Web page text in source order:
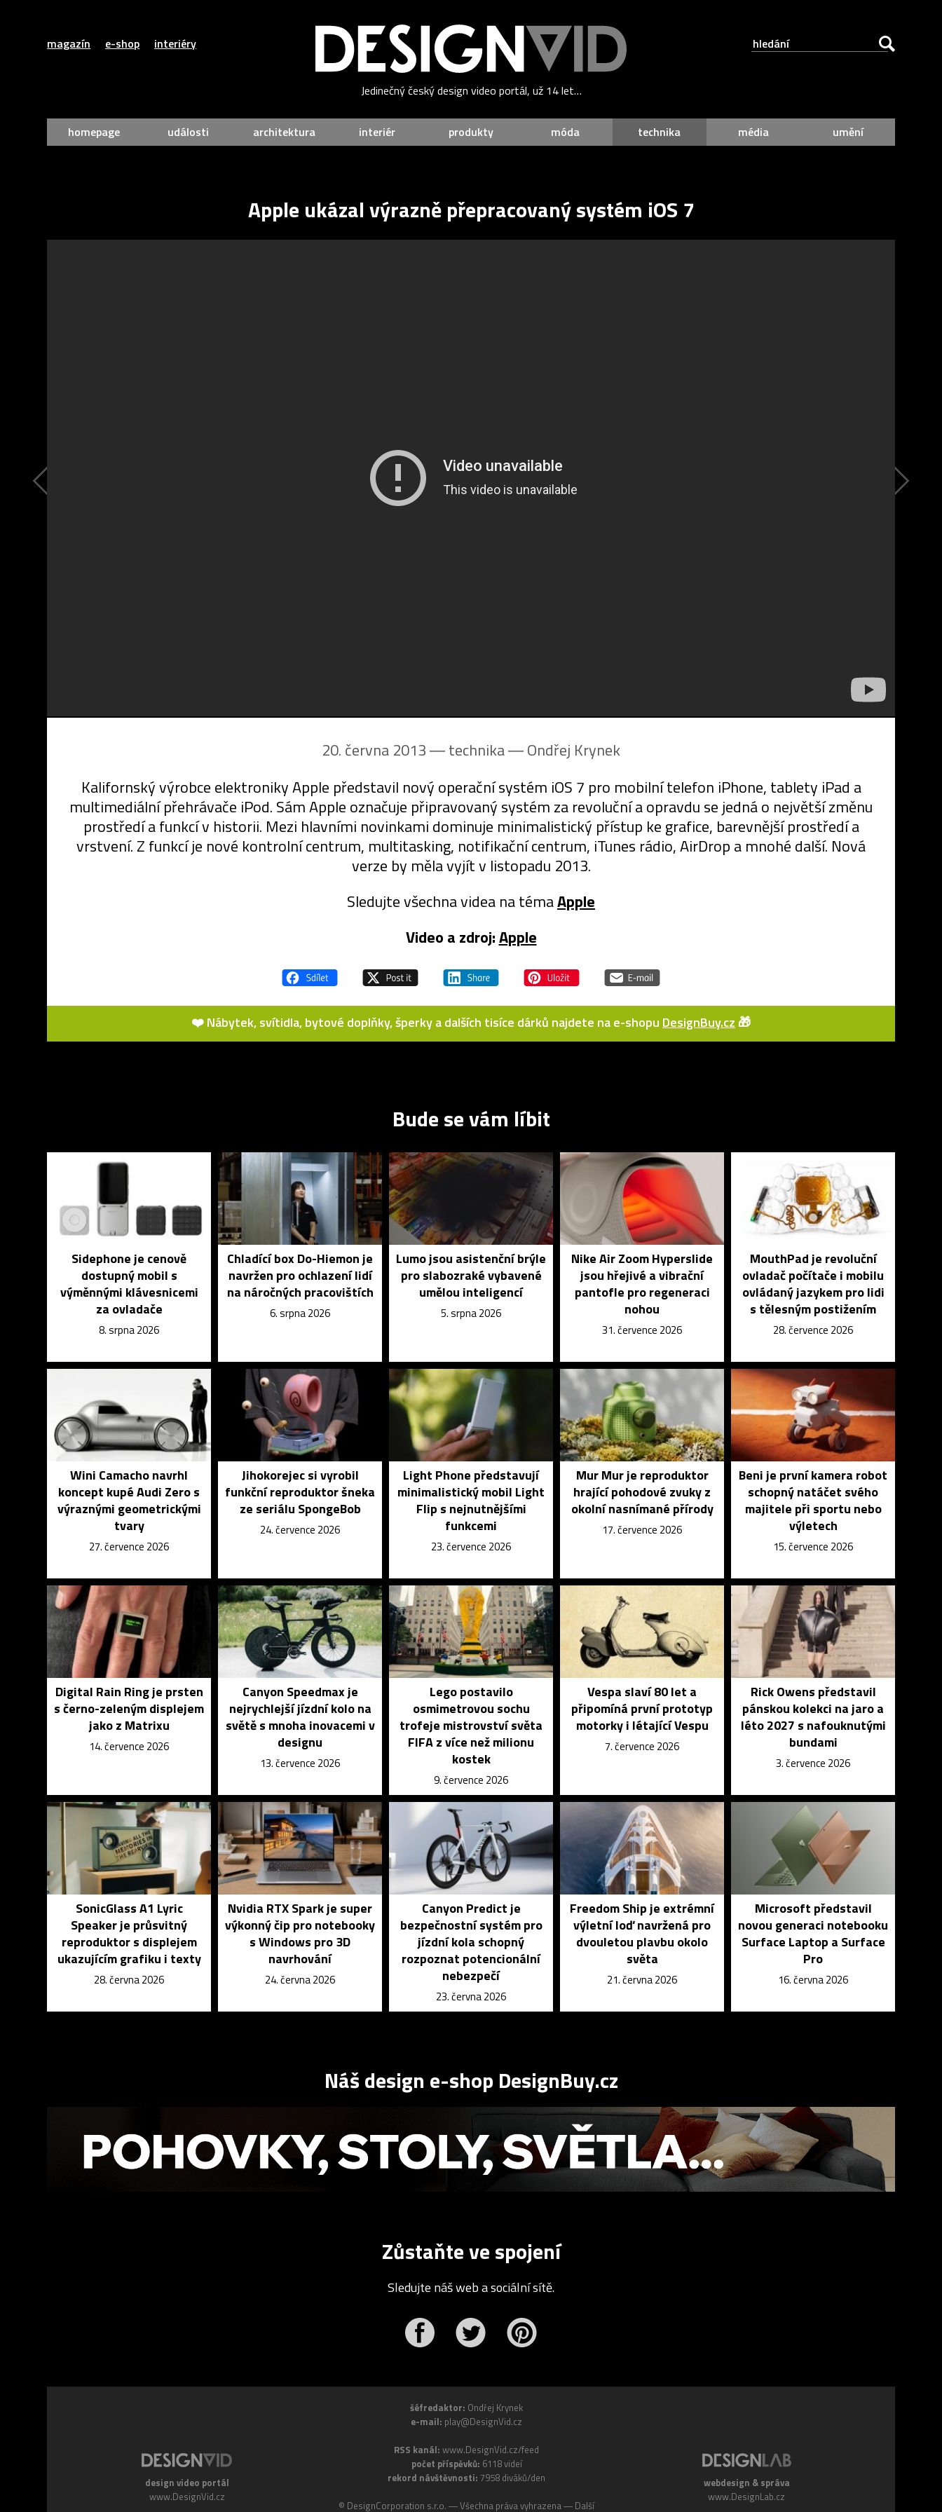
magazín e-shop interiéry
Jedinečný český design video portál, už 14 let…
homepage události architektura interiér produkty móda technika média umění
Apple ukázal výrazně přepracovaný systém iOS 7
20. června 2013 ― technika ―Ondřej Krynek
Kalifornský výrobce elektroniky Apple představil nový operační systém iOS 7 pro mobilní telefon iPhone, tablety iPad a
multimediální přehrávače iPod. Sám Apple označuje připravovaný systém za revoluční a opravdu se jedná o největší změnu
prostředí a funkcí v historii. Mezi hlavními novinkami dominuje minimalistický přístup ke grafice, barevnější prostředí a
vrstvení. Z funkcí je nové kontrolní centrum, multitasking, notifikační centrum, iTunes rádio, AirDrop a mnohé další. Nová
verze by měla vyjít v listopadu 2013.
Sledujte všechna videa na témaApple
Video a zdroj:Apple
❤️ Nábytek, svítidla, bytové doplňky, šperky a dalších tisíce dárků najdete na e-shopu DesignBuy.cz 🎁
Bude se vám líbit
Sidephone je cenově
dostupný mobil s
výměnnými klávesnicemi
za ovladače
8. srpna 2026
Chladící box Do-Hiemon je
navržen pro ochlazení lidí
na náročných pracovištích
6. srpna 2026
Lumo jsou asistenční brýle
pro slabozraké vybavené
umělou inteligencí
5. srpna 2026
Nike Air Zoom Hyperslide
jsou hřejivé a vibrační
pantofle pro regeneraci
nohou
31. července 2026
MouthPad je revoluční
ovladač počítače i mobilu
ovládaný jazykem pro lidi
s tělesným postižením
28. července 2026
Wini Camacho navrhl
koncept kupé Audi Zero s
výraznými geometrickými
tvary
27. července 2026
Jihokorejec si vyrobil
funkční reproduktor šneka
ze seriálu SpongeBob
24. července 2026
Light Phone představují
minimalistický mobil Light
Flip s nejnutnějšími
funkcemi
23. července 2026
Mur Mur je reproduktor
hrající pohodové zvuky z
okolní nasnímané přírody
17. července 2026
Beni je první kamera robot
schopný natáčet svého
majitele při sportu nebo
výletech
15. července 2026
Digital Rain Ring je prsten
s černo-zeleným displejem
jako z Matrixu
14. července 2026
Canyon Speedmax je
nejrychlejší jízdní kolo na
světě s mnoha inovacemi v
designu
13. července 2026
Lego postavilo
osmimetrovou sochu
trofeje mistrovství světa
FIFA z více než milionu
kostek
9. července 2026
Vespa slaví 80 let a
připomíná první prototyp
motorky i létající Vespu
7. července 2026
Rick Owens představil
pánskou kolekci na jaro a
léto 2027 s nafouknutými
bundami
3. července 2026
SonicGlass A1 Lyric
Speaker je průsvitný
reproduktor s displejem
ukazujícím grafiku i texty
28. června 2026
Nvidia RTX Spark je super
výkonný čip pro notebooky
s Windows pro 3D
navrhování
24. června 2026
Canyon Predict je
bezpečnostní systém pro
jízdní kola schopný
rozpoznat potencionální
nebezpečí
23. června 2026
Freedom Ship je extrémní
výletní loď navržená pro
dvouletou plavbu okolo
světa
21. června 2026
Microsoft představil
novou generaci notebooku
Surface Laptop a Surface
Pro
16. června 2026
Náš design e-shop DesignBuy.cz
Zůstaňte ve spojení
Sledujte náš web a sociální sítě.
design video portál
www.DesignVid.cz
šéfredaktor: Ondřej Krynek
e-mail: play@DesignVid.cz
RSS kanál: www.DesignVid.cz/feed
počet příspěvků: 6118 videí
rekord návštěvnosti: 7958 diváků/den
© DesignCorporation s.r.o. ― Všechna práva vyhrazena ― Další
webdesign & správa
www.DesignLab.cz